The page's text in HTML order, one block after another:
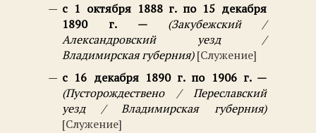
с 1 октября 1888 г. по 15 декабря
1890 г.
Закубежский /
Александровский уезд /
Владимирская губерния
Служение
с 16 декабря 1890 г. по 1906 г.
Пусторождествено / Переславский
уезд / Владимирская губерния
Служение